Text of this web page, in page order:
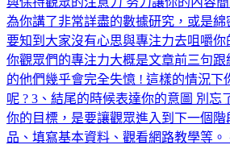
為你講了非常詳盡的數據研究，或是綿
要知到大家沒有心思與專注力去咀嚼
你觀眾們的專注力大概是文章前三句
的他們幾乎會完全失憶 ! 這樣的情況下
呢 ? 3、結尾的時候表達你的意圖 別忘
你的目標，是要讓觀眾進入到下一個
品、填寫基本資料、觀看網路教學等。